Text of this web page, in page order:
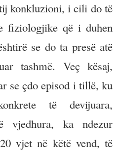
konkluzioni, i cili do të
fiziologjike që i duhen
se do ta presë atë
tashmë. Veç kësaj,
se çdo episod i tillë, ku
të devijuara,
vjedhura, ka ndezur
vjet në këtë vend, të